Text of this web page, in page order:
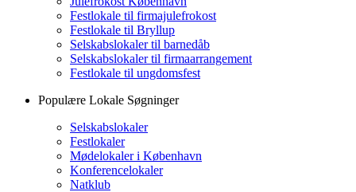
Festlokale til firmajulefrokost
Festlokale til Bryllup
Selskabslokaler til barnedåb
Selskabslokaler til firmaarrangement
Festlokale til ungdomsfest
Populære Lokale Søgninger
Selskabslokaler
Festlokaler
Mødelokaler i København
Konferencelokaler
Natklub